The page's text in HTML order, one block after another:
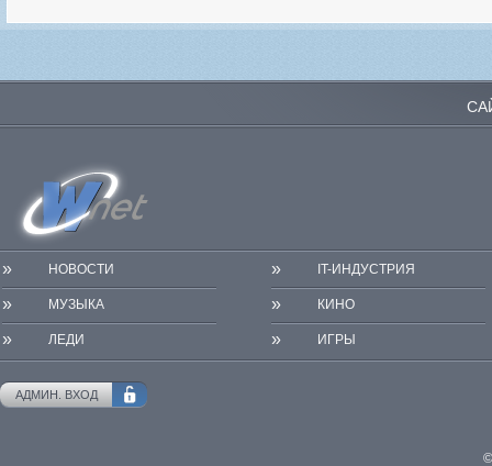
» НОВОСТИ » IT-ИНДУСТРИЯ
» МУЗЫКА » КИНО
» ЛЕДИ » ИГРЫ
АДМИН. ВХОД